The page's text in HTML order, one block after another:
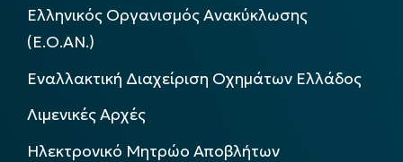
Ελληνικός Οργανισμός Ανακύκλωσης
(Ε.Ο.ΑΝ.)
Εναλλακτική Διαχείριση Οχημάτων Ελλάδος
Λιμενικές Αρχές
Ηλεκτρονικό Μητρώο Αποβλήτων